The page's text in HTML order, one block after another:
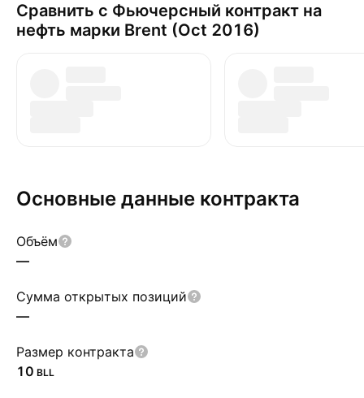
Сравнить с Фьючерсный контракт на
нефть марки Brent (Oct 2016)
Основные данные контракта
Объём
—
Сумма открытых позиций
—
Размер контракта
10 BLL